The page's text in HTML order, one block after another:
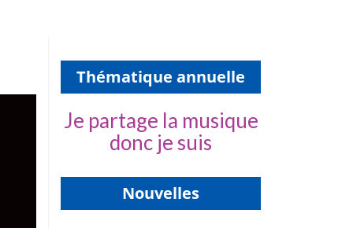
Thématique annuelle
Je partage la musique
donc je suis
Nouvelles